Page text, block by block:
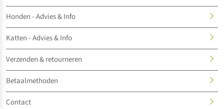
Honden - Advies & Info
Katten - Advies & Info
Verzenden & retourneren
Betaalmethoden
Contact